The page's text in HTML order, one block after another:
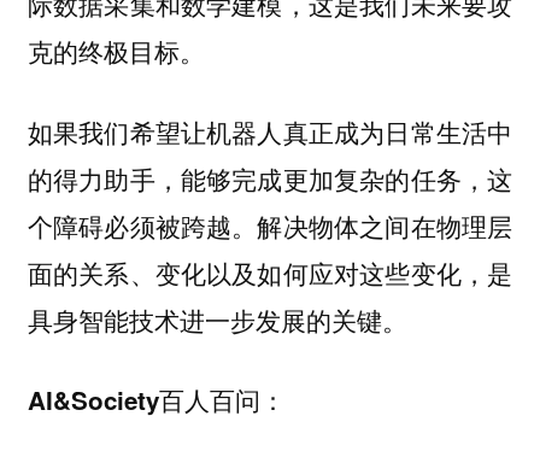
克的终极目标。
如果我们希望让机器人真正成为日常生活中
的得力助手，能够完成更加复杂的任务，这
个障碍必须被跨越。解决物体之间在物理层
面的关系、变化以及如何应对这些变化，是
具身智能技术进一步发展的关键。
AI&Society百人百问：